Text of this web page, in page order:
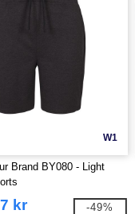
W1
Brand BY080 - Light
kr -49%